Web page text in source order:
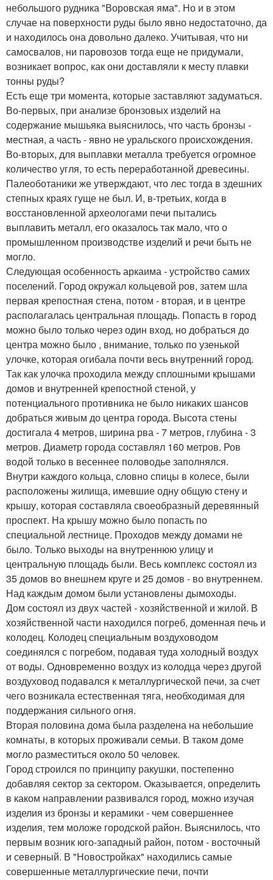
небольшого рудника "Воровская яма". Но и в этом
случае на поверхности руды было явно недостаточно, да
и находилось она довольно далеко. Учитывая, что ни
самосвалов, ни паровозов тогда еще не придумали,
возникает вопрос, как они доставляли к месту плавки
тонны руды?
Есть еще три момента, которые заставляют задуматься.
Во-первых, при анализе бронзовых изделий на
содержание мышьяка выяснилось, что часть бронзы -
местная, а часть - явно не уральского происхождения.
Во-вторых, для выплавки металла требуется огромное
количество угля, то есть переработанной древесины.
Палеоботаники же утверждают, что лес тогда в здешних
степных краях гуще не был. И, в-третьих, когда в
восстановленной археологами печи пытались
выплавить металл, его оказалось так мало, что о
промышленном производстве изделий и речи быть не
могло.
Следующая особенность аркаима - устройство самих
поселений. Город окружал кольцевой ров, затем шла
первая крепостная стена, потом - вторая, и в центре
располагалась центральная площадь. Попасть в город
можно было только через один вход, но добраться до
центра можно было , внимание, только по узенькой
улочке, которая огибала почти весь внутренний город.
Так как улочка проходила между сплошными крышами
домов и внутренней крепостной стеной, у
потенциального противника не было никаких шансов
добраться живым до центра города. Высота стены
достигала 4 метров, ширина рва - 7 метров, глубина - 3
метров. Диаметр города составлял 160 метров. Ров
водой только в весеннее половодье заполнялся.
Внутри каждого кольца, словно спицы в колесе, были
расположены жилища, имевшие одну общую стену и
крышу, которая составляла своеобразный деревянный
проспект. На крышу можно было попасть по
специальной лестнице. Проходов между домами не
было. Только выходы на внутреннюю улицу и
центральную площадь были. Весь комплекс состоял из
35 домов во внешнем круге и 25 домов - во внутреннем.
Над каждым домом были установлены дымоходы.
Дом состоял из двух частей - хозяйственной и жилой. В
хозяйственной части находился погреб, доменная печь и
колодец. Колодец специальным воздуховодом
соединялся с погребом, подавая туда холодный воздух
от воды. Одновременно воздух из колодца через другой
воздуховод подавался к металлургической печи, за счет
чего возникала естественная тяга, необходимая для
поддержания сильного огня.
Вторая половина дома была разделена на небольшие
комнаты, в которых проживали семьи. В таком доме
могло разместиться около 50 человек.
Город строился по принципу ракушки, постепенно
добавляя сектор за сектором. Оказывается, определить
в каком направлении развивался город, можно изучая
изделия из бронзы и керамики - чем совершеннее
изделия, тем моложе городской район. Выяснилось, что
первым возник юго-западный район, потом - восточный
и северный. В "Новостройках" находились самые
совершенные металлургические печи, почти